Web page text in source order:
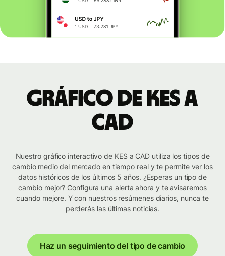
Gráfico de KES a
CAD
Nuestro gráfico interactivo de KES a CAD utiliza los tipos de
cambio medio del mercado en tiempo real y te permite ver los
datos históricos de los últimos 5 años. ¿Esperas un tipo de
cambio mejor? Configura una alerta ahora y te avisaremos
cuando mejore. Y con nuestros resúmenes diarios, nunca te
perderás las últimas noticias.
Haz un seguimiento del tipo de cambio